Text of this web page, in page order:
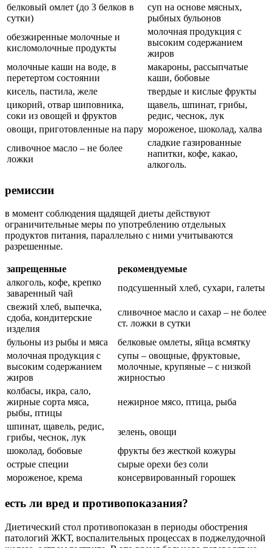
белковый омлет (до 3 белков в
сутки)
суп на основе мясных,
рыбных бульонов
обезжиренные молочные и
кисломолочные продукты
молочная продукция с
высоким содержанием
жиров
молочные каши на воде, в
перетертом состоянии
макароны, рассыпчатые
каши, бобовые
кисель, пастила, желе
твердые и кислые фрукты
цикорий, отвар шиповника,
соки из овощей и фруктов
щавель, шпинат, грибы,
редис, чеснок, лук
овощи, приготовленные на пару мороженое, шоколад, халва
сливочное масло – не более
ложки
сладкие газированные
напитки, кофе, какао,
алкоголь.
ремиссии
в момент соблюдения щадящей диеты действуют
ограничительные меры по употреблению отдельных
продуктов питания, параллельно с ними учитываются
разрешенные.
запрещенные
рекомендуемые
алкоголь, кофе, крепко
заваренный чай
подсушенный хлеб, сухари, галеты
свежий хлеб, выпечка,
сдоба, кондитерские
изделия
сливочное масло и сахар – не более
ст. ложки в сутки
бульоны из рыбы и мяса
белковые омлеты, яйца всмятку
молочная продукция с
высоким содержанием
жиров
супы – овощные, фруктовые,
молочные, крупяные – с низкой
жирностью
колбасы, икра, сало,
жирные сорта мяса,
рыбы, птицы
нежирное мясо, птица, рыба
шпинат, щавель, редис,
грибы, чеснок, лук
зелень, овощи
шоколад, бобовые
фрукты без жесткой кожуры
острые специи
сырые орехи без соли
мороженое, крема
консервированный горошек
есть ли вред и противопоказания?
Диетический стол противопоказан в периоды обострения
патологий ЖКТ, воспалительных процессах в поджелудочной